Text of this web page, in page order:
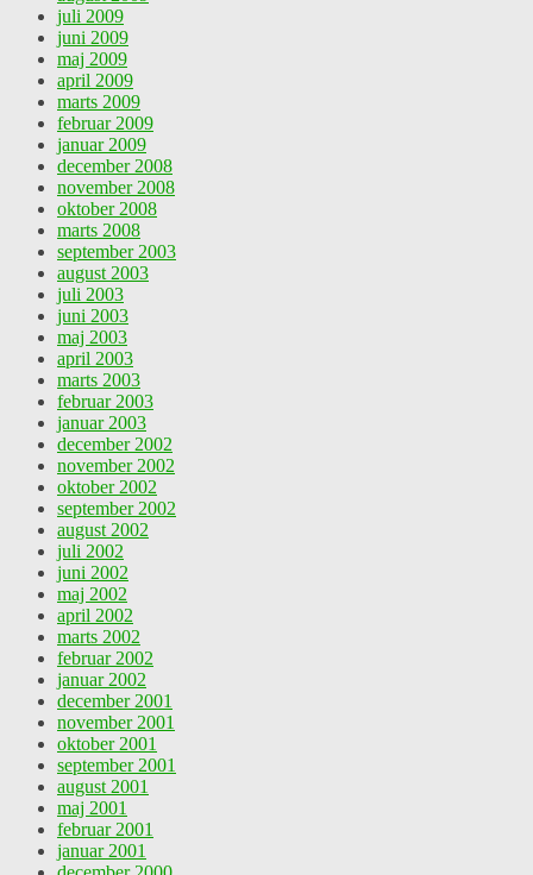
juli 2009
juni 2009
maj 2009
april 2009
marts 2009
februar 2009
januar 2009
december 2008
november 2008
oktober 2008
marts 2008
september 2003
august 2003
juli 2003
juni 2003
maj 2003
april 2003
marts 2003
februar 2003
januar 2003
december 2002
november 2002
oktober 2002
september 2002
august 2002
juli 2002
juni 2002
maj 2002
april 2002
marts 2002
februar 2002
januar 2002
december 2001
november 2001
oktober 2001
september 2001
august 2001
maj 2001
februar 2001
januar 2001